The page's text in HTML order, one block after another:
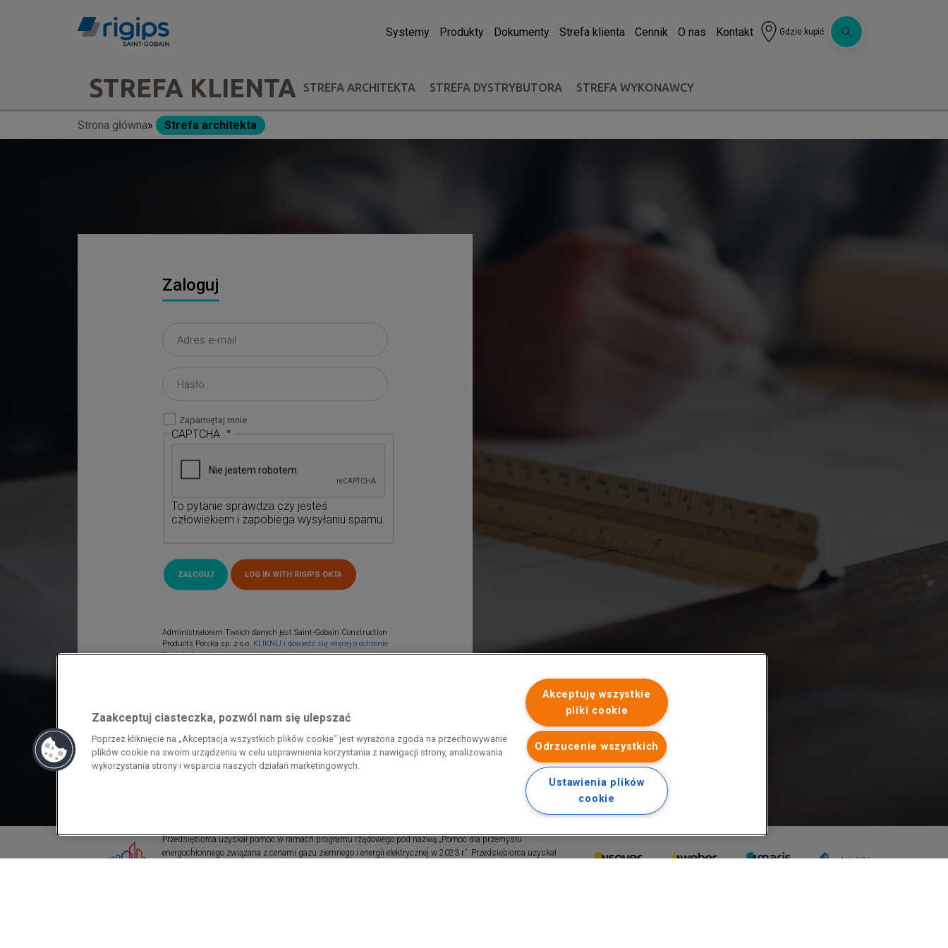
Systemy Produkty Dokumenty Strefa klienta Cennik O nas Kontakt Gdzie kupić
navigation
-
STREFA KLIENTA STREFA ARCHITEKTA STREFA DYSTRYBUTORA STREFA WYKONAWCY
Ścieżka
Strona główna Strefa architekta
Zaloguj
Zapamiętaj mnie
CAPTCHA
To pytanie sprawdza czy jesteś
człowiekiem i zapobiega wysyłaniu spamu.
Administratorem Twoich danych jest Saint-Gobain Construction
Products Polska sp. z o.o. KLIKNIJ i dowiedz się więcej o ochronie
Twoich danych.
Przedsiębiorca uzyskał pomoc w ramach programu rządowego pod nazwą „Pomoc dla przemysłu
energochłonnego związana z cenami gazu ziemnego i energii elektrycznej w 2023 r.”. Przedsiębiorca uzyskał
Zaakceptuj ciasteczka, pozwól nam się ulepszać
Poprzez kliknięcie na „Akceptacja wszystkich plików cookie” jest wyrażona zgoda na przechowywanie
plików cookie na swoim urządzeniu w celu usprawnienia korzystania z nawigacji strony, analizowania
wykorzystania strony i wsparcia naszych działań marketingowych.
Akceptuję wszystkie
pliki cookie
Odrzucenie wszystkich
Ustawienia plików
cookie